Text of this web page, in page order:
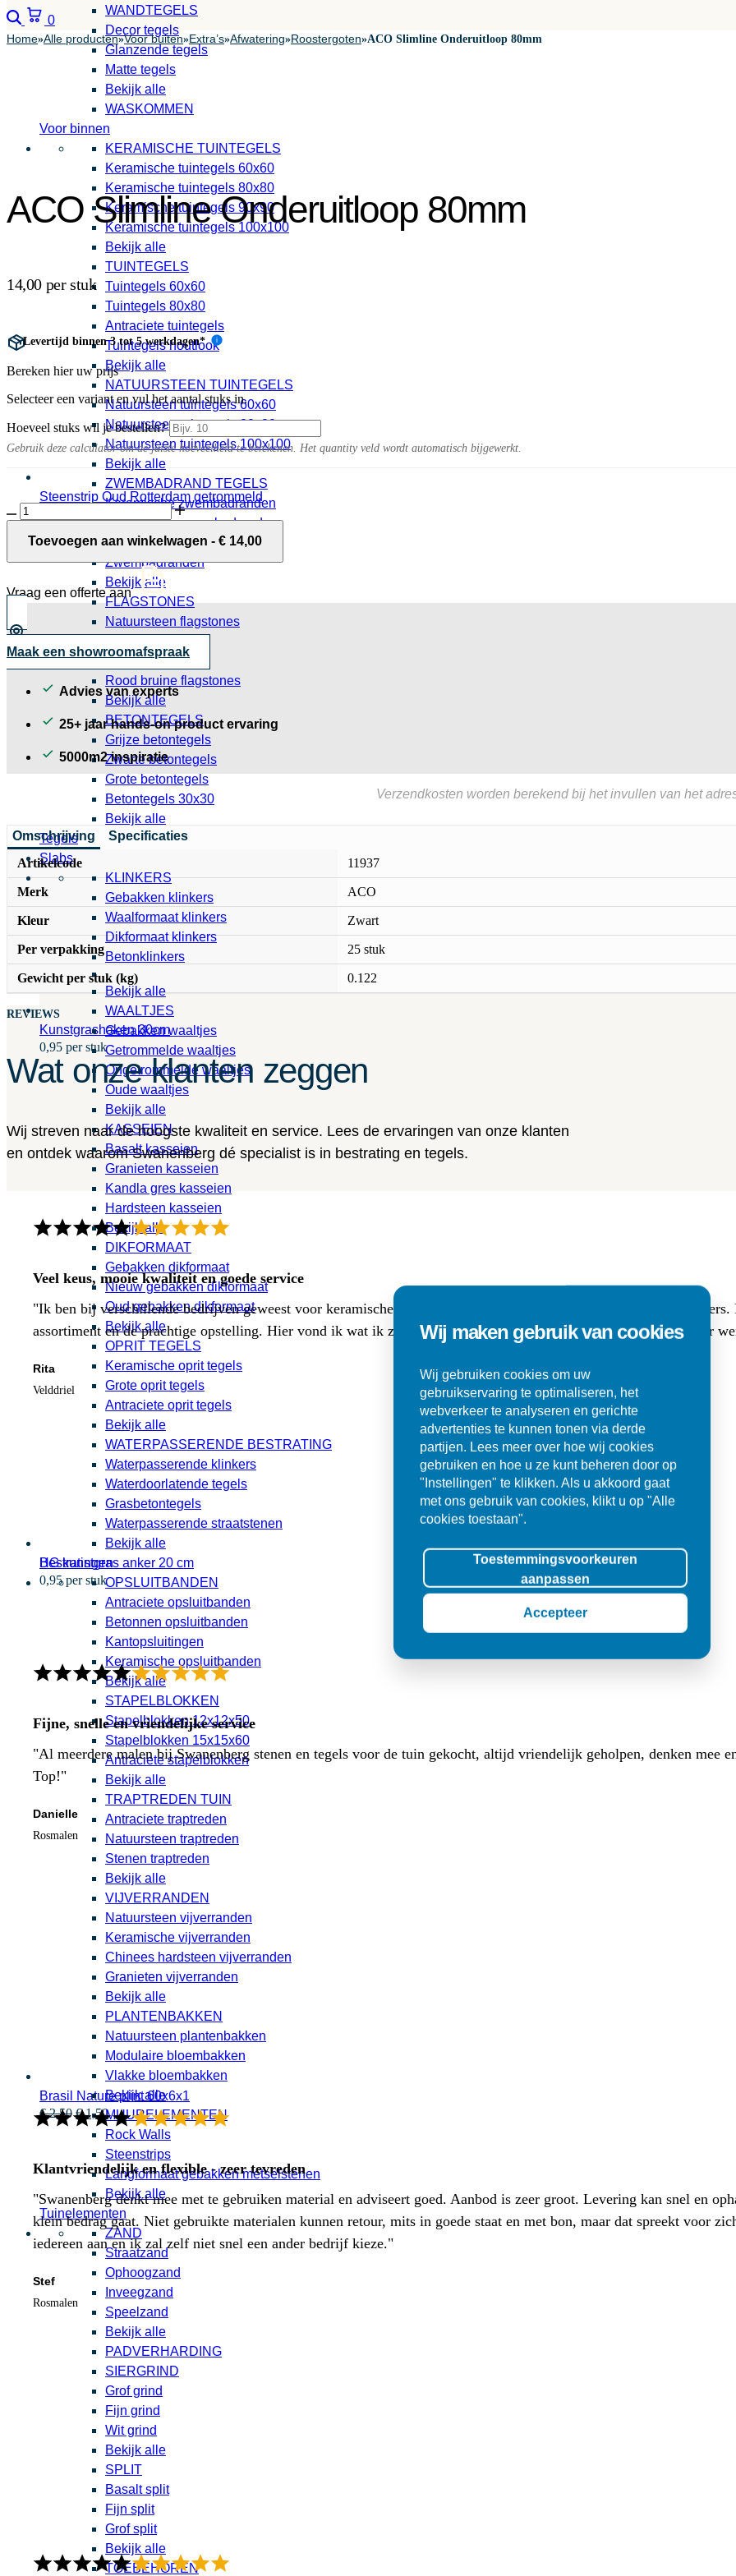
Steenstrip Oud Rotterdam getrommeld
Kunstgrashaken 30cm
0,95 per stuk
HG kunstgras anker 20 cm
0,95 per stuk
Brasil Nature plint 60x6x1
€2,50Oorspronkelijke
prijs
was:
€ 2,50.
€1,50Huidige
prijs
is:
€ 1,50.
WANDTEGELS
Decor tegels
Glanzende tegels
Matte tegels
Bekijk alle
WASKOMMEN
Voor binnen
KERAMISCHE TUINTEGELS
Keramische tuintegels 60x60
Keramische tuintegels 80x80
Keramische tuintegels 90x90
Keramische tuintegels 100x100
Bekijk alle
TUINTEGELS
Tuintegels 60x60
Tuintegels 80x80
Antraciete tuintegels
Tuintegels houtlook
Bekijk alle
NATUURSTEEN TUINTEGELS
Natuursteen tuintegels 60x60
Natuursteen tuintegels 80x80
Natuursteen tuintegels 100x100
Bekijk alle
ZWEMBADRAND TEGELS
Keramische zwembadranden
Natuursteen zwembadranden
Granieten zwembadranden
Zwembadranden
Bekijk alle
FLAGSTONES
Natuursteen flagstones
Beige flagstones
Rood bruine flagstones
Bekijk alle
BETONTEGELS
Grijze betontegels
Zwarte betontegels
Grote betontegels
Betontegels 30x30
Bekijk alle
Tegels
Slabs
KLINKERS
Gebakken klinkers
Waalformaat klinkers
Dikformaat klinkers
Betonklinkers
Bekijk alle
WAALTJES
Gebakken waaltjes
Getrommelde waaltjes
Ongetrommelde waaltjes
Oude waaltjes
Bekijk alle
KASSEIEN
Basalt kasseien
Granieten kasseien
Kandla gres kasseien
Hardsteen kasseien
Bekijk alle
DIKFORMAAT
Gebakken dikformaat
Nieuw gebakken dikformaat
Oud gebakken dikformaat
Bekijk alle
OPRIT TEGELS
Keramische oprit tegels
Grote oprit tegels
Antraciete oprit tegels
Bekijk alle
WATERPASSERENDE BESTRATING
Waterpasserende klinkers
Waterdoorlatende tegels
Grasbetontegels
Waterpasserende straatstenen
Bekijk alle
Bestratingen
OPSLUITBANDEN
Antraciete opsluitbanden
Betonnen opsluitbanden
Kantopsluitingen
Keramische opsluitbanden
Bekijk alle
STAPELBLOKKEN
Stapelblokken 12x12x50
Stapelblokken 15x15x60
Antraciete stapelblokken
Bekijk alle
TRAPTREDEN TUIN
Antraciete traptreden
Natuursteen traptreden
Stenen traptreden
Bekijk alle
VIJVERRANDEN
Natuursteen vijverranden
Keramische vijverranden
Chinees hardsteen vijverranden
Granieten vijverranden
Bekijk alle
PLANTENBAKKEN
Natuursteen plantenbakken
Modulaire bloembakken
Vlakke bloembakken
Bekijk alle
MUURELEMENTEN
Rock Walls
Steenstrips
Langformaat gebakken metselstenen
Bekijk alle
Tuinelementen
ZAND
Straatzand
Ophoogzand
Inveegzand
Speelzand
Bekijk alle
PADVERHARDING
SIERGRIND
Grof grind
Fijn grind
Wit grind
Bekijk alle
SPLIT
Basalt split
Fijn split
Grof split
Bekijk alle
TOEBEHOREN
Zoeken
0 Winkelwagen
Home»Alle producten»Voor buiten»Extra’s»Afwatering»Roostergoten»ACO Slimline Onderuitloop 80mm
ACO Slimline Onderuitloop 80mm
14,00 per stuk
Levertijd binnen 3 tot 5 werkdagen* i
Bereken hier uw prijs
Selecteer een variant en vul het aantal stuks in.
Hoeveel stuks wil je bestellen?
Gebruik deze calculator om de juiste hoeveelheid te berekenen. Het quantity veld wordt automatisch bijgewerkt.
ACO
Slimline
Onderuitloop
Toevoegen aan winkelwagen - € 14,00
Vraag een offerte aan
Maak een showroomafspraak
Advies van experts
25+ jaar hands-on product ervaring
5000m2 inspiratie
Verzendkosten worden berekend bij het invullen van het
Omschrijving
Specificaties
Artikelcode
11937
Merk ACO
Kleur Zwart
Per verpakking 25 stuk
Gewicht per stuk (kg) 0.122
REVIEWS
Wat onze klanten zeggen
Wij streven naar de hoogste kwaliteit en service. Lees de ervaringen van onze klanten
en ontdek waarom Swanenberg dé specialist is in bestrating en tegels.
Veel keus, mooie kwaliteit en goede service
"Ik ben bij verschillende bedrijven geweest voor keramische buitentegels (3 cm dik, 80x80) en (luxe lange)
assortiment en de prachtige opstelling. Hier vond ik wat ik zocht. Ik werd er met veel geduld goed geholpen en er
Rita
Velddriel
Fijne, snelle en vriendelijke service
"Al meerdere malen bij Swanenberg stenen en tegels voor de tuin gekocht, altijd vriendelijk geholpen, denken mee
Top!"
Danielle
Rosmalen
Klantvriendelijk en flexible - zeer tevreden
"Swanenberg denkt mee met te gebruiken material en adviseert goed. Aanbod is zeer groot. Levering kan snel en
klein bedrag gaat. Niet gebruikte materialen kunnen retour, mits in goede staat en met bon, maar dat spreekt voor
iedereen aan en ik zal zelf niet snel een ander bedrijf kieze."
Stef
Rosmalen
Wij maken gebruik van cookies
Wij gebruiken cookies om uw
gebruikservaring te optimaliseren, het
webverkeer te analyseren en gerichte
advertenties te kunnen tonen via derde
partijen. Lees meer over hoe wij cookies
gebruiken en hoe u ze kunt beheren door op
"Instellingen" te klikken. Als u akkoord gaat
met ons gebruik van cookies, klikt u op "Alle
cookies toestaan".
Toestemmingsvoorkeuren
aanpassen
Accepteer